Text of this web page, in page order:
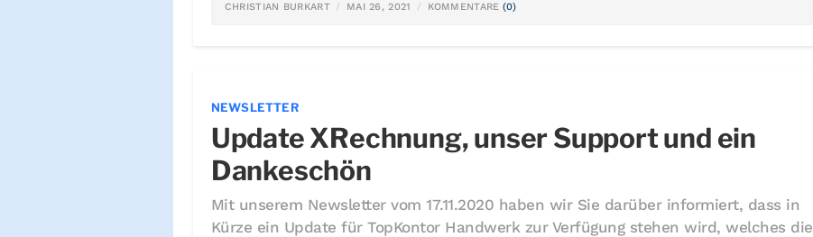
CHRISTIAN BURKART MAI 26, 2021 KOMMENTARE (0)
NEWSLETTER
Update XRechnung, unser Support und ein
Dankeschön
Mit unserem Newsletter vom 17.11.2020 haben wir Sie darüber informiert, dass in
Kürze ein Update für TopKontor Handwerk zur Verfügung stehen wird, welches die